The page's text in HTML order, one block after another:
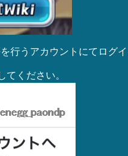
行うアカウントにてログ
てください。